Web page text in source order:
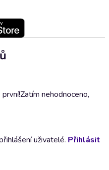
Zatím nehodnoceno,
uživatelé. Přihlásit